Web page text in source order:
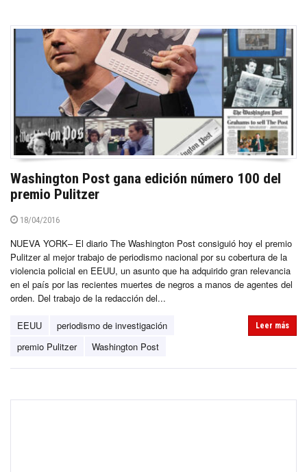
Washington Post gana edición número 100 del
premio Pulitzer
18/04/2016
NUEVA YORK– El diario The Washington Post consiguió hoy el premio
Pulitzer al mejor trabajo de periodismo nacional por su cobertura de la
violencia policial en EEUU, un asunto que ha adquirido gran relevancia
en el país por las recientes muertes de negros a manos de agentes del
orden. Del trabajo de la redacción del...
EEUU
periodismo de investigación
premio Pulitzer
Washington Post
Leer más